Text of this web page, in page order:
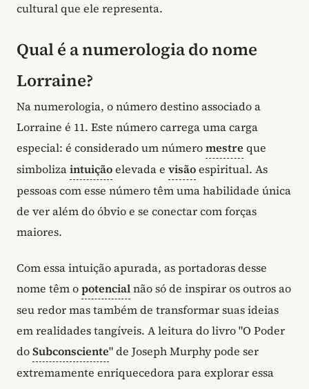
cultural que ele representa.
Qual é a numerologia do nome
Lorraine?
Na numerologia, o número destino associado a
Lorraine é 11. Este número carrega uma carga
especial: é considerado um númeromestre que
simbolizaintuiçãoelevada e visãoespiritual. As
pessoas com esse número têm uma habilidade única
de ver além do óbvio e se conectar com forças
maiores.
Com essa intuição apurada, as portadoras desse
nome têm opotencialnão só de inspirar os outros ao
seu redor mas também de transformar suas ideias
em realidades tangíveis. A leitura do livro "O Poder
doSubconsciente" de Joseph Murphy pode ser
extremamente enriquecedora para explorar essa